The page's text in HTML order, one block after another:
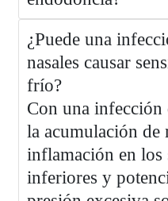
¿Puede una
nasales causar
frío?
Con una infección
la acumulación de
inflamación en los
inferiores y